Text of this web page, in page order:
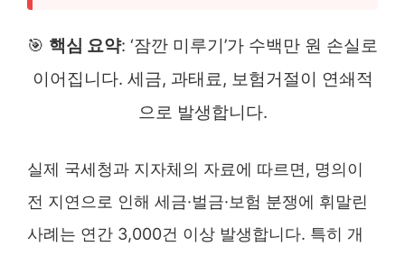
🎯 핵심 요약: ‘잠깐 미루기’가 수백만 원 손실로
이어집니다. 세금, 과태료, 보험거절이 연쇄적
으로 발생합니다.
실제 국세청과 지자체의 자료에 따르면, 명의이
전 지연으로 인해 세금·벌금·보험 분쟁에 휘말린
사례는 연간 3,000건 이상 발생합니다. 특히 개